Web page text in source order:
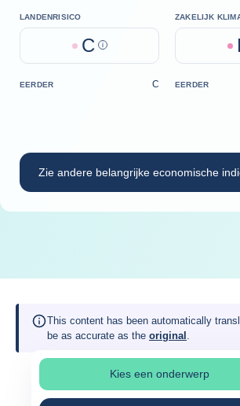
LANDENRISICO
C Help
ZAKELIJK
EERDER C EERDER
Zie andere belangrijke economische
This content has been automatically
be as accurate as the original .
Kies een onderwerp
Selecteer